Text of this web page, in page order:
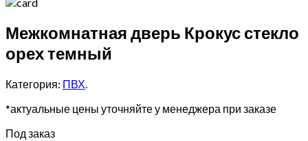
Межкомнатная дверь Крокус стекло
орех темный
Категория: ПВХ.
*актуальные цены уточняйте у менеджера при заказе
Под заказ